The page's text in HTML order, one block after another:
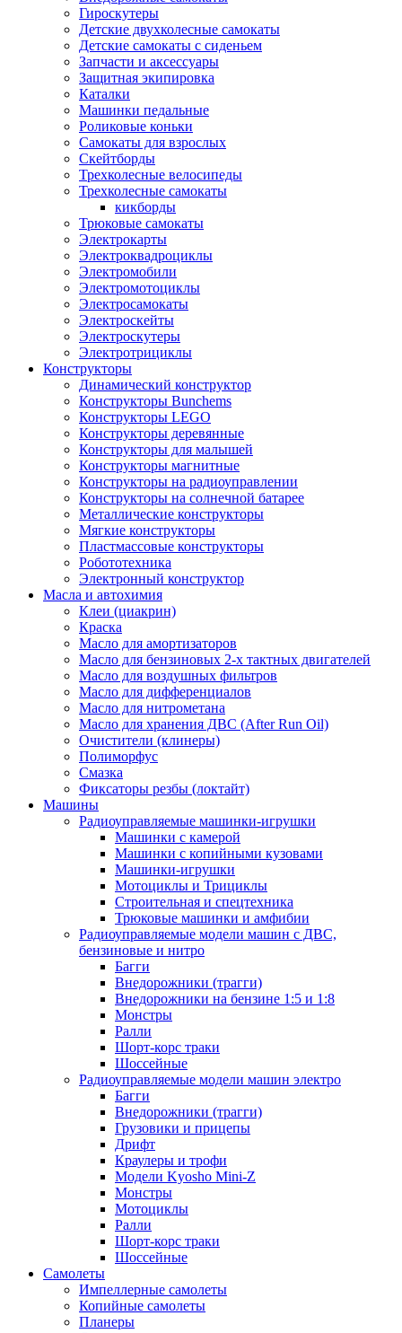
Гироскутеры
Детские двухколесные самокаты
Детские самокаты с сиденьем
Запчасти и аксессуары
Защитная экипировка
Каталки
Машинки педальные
Роликовые коньки
Самокаты для взрослых
Скейтборды
Трехколесные велосипеды
Трехколесные самокаты
кикборды
Трюковые самокаты
Электрокарты
Электроквадроциклы
Электромобили
Электромотоциклы
Электросамокаты
Электроскейты
Электроскутеры
Электротрициклы
Конструкторы
Динамический конструктор
Конструкторы Bunchems
Конструкторы LEGO
Конструкторы деревянные
Конструкторы для малышей
Конструкторы магнитные
Конструкторы на радиоуправлении
Конструкторы на солнечной батарее
Металлические конструкторы
Мягкие конструкторы
Пластмассовые конструкторы
Робототехника
Электронный конструктор
Масла и автохимия
Клеи (циакрин)
Краска
Масло для амортизаторов
Масло для бензиновых 2-х тактных двигателей
Масло для воздушных фильтров
Масло для дифференциалов
Масло для нитрометана
Масло для хранения ДВС (After Run Oil)
Очистители (клинеры)
Полиморфус
Смазка
Фиксаторы резбы (локтайт)
Машины
Радиоуправляемые машинки-игрушки
Машинки с камерой
Машинки с копийными кузовами
Машинки-игрушки
Мотоциклы и Трициклы
Строительная и спецтехника
Трюковые машинки и амфибии
Радиоуправляемые модели машин с ДВС,
бензиновые и нитро
Багги
Внедорожники (трагги)
Внедорожники на бензине 1:5 и 1:8
Монстры
Ралли
Шорт-корс траки
Шоссейные
Радиоуправляемые модели машин электро
Багги
Внедорожники (трагги)
Грузовики и прицепы
Дрифт
Краулеры и трофи
Модели Kyosho Mini-Z
Монстры
Мотоциклы
Ралли
Шорт-корс траки
Шоссейные
Самолеты
Импеллерные самолеты
Копийные самолеты
Планеры